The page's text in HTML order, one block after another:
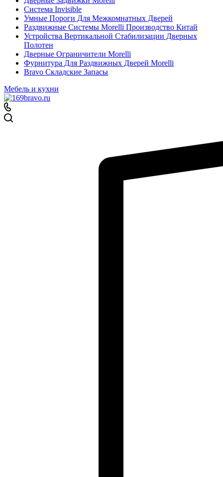
Система Invisible
Умные Пороги Для Межкомнатных Дверей
Раздвижные Системы Morelli Производство Китай
Устройства Вертикальной Стабилизации Дверных
Полотен
Дверные Ограничители Morelli
Фурнитура Для Раздвижных Дверей Morelli
Bravo Складские Запасы
Мебель и кухни